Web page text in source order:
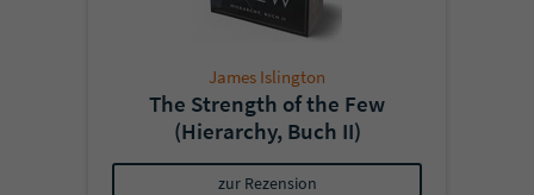
James Islington
The Strength of the Few
(Hierarchy, Buch II)
zur Rezension